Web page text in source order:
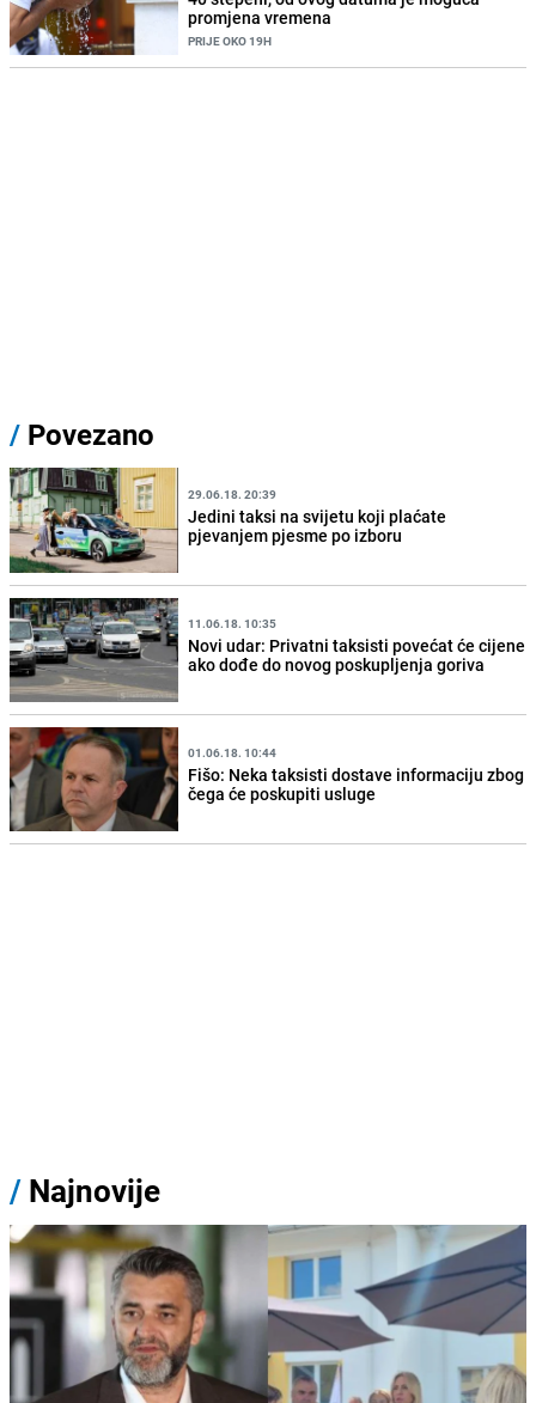
promjena vremena
PRIJE OKO 19H
/ Povezano
29.06.18. 20:39
Jedini taksi na svijetu koji plaćate
pjevanjem pjesme po izboru
11.06.18. 10:35
Novi udar: Privatni taksisti povećat će cijene
ako dođe do novog poskupljenja goriva
01.06.18. 10:44
Fišo: Neka taksisti dostave informaciju zbog
čega će poskupiti usluge
/ Najnovije